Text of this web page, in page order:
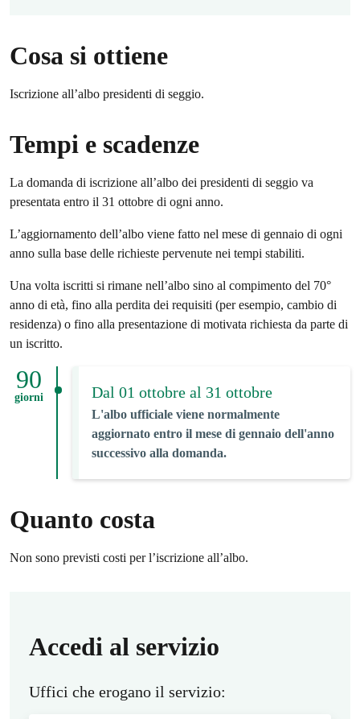
Cosa si ottiene
Iscrizione all’albo presidenti di seggio.
Tempi e scadenze
La domanda di iscrizione all’albo dei presidenti di seggio va
presentata entro il 31 ottobre di ogni anno.
L’aggiornamento dell’albo viene fatto nel mese di gennaio di ogni
anno sulla base delle richieste pervenute nei tempi stabiliti.
Una volta iscritti si rimane nell’albo sino al compimento del 70°
anno di età, fino alla perdita dei requisiti (per esempio, cambio di
residenza) o fino alla presentazione di motivata richiesta da parte di
un iscritto.
90
giorni Dal 01 ottobre al 31 ottobre
L'albo ufficiale viene normalmente
aggiornato entro il mese di gennaio dell'anno
successivo alla domanda.
Quanto costa
Non sono previsti costi per l’iscrizione all’albo.
Accedi al servizio
Uffici che erogano il servizio: